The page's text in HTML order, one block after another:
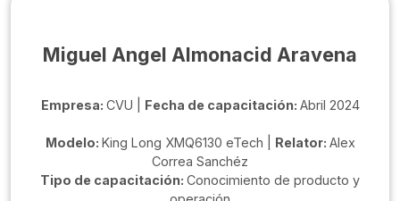
Miguel Angel Almonacid Aravena
Empresa: CVU | Fecha de capacitación: Abril 2024
Modelo: King Long XMQ6130 eTech | Relator: Alex
Correa Sanchéz
Tipo de capacitación: Conocimiento de producto y